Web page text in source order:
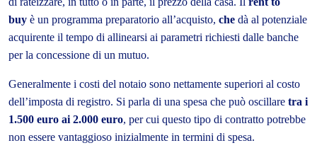
buy è un programma preparatorio all’acquisto, che dà al potenziale
acquirente il tempo di allinearsi ai parametri richiesti dalle banche
per la concessione di un mutuo.
Generalmente i costi del notaio sono nettamente superiori al costo
dell’imposta di registro. Si parla di una spesa che può oscillare tra i
1.500 euro ai 2.000 euro, per cui questo tipo di contratto potrebbe
non essere vantaggioso inizialmente in termini di spesa.